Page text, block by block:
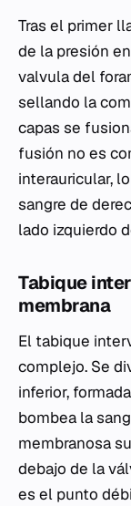
Tras el primer
de la presión
valvula del
sellando la
capas se
fusión no es
interauricular,
sangre de
lado izquierdo
Tabique
membrana
El tabique
complejo. Se
inferior,
bombea la
membranosa
debajo de la
es el punto